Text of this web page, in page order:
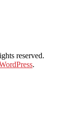
reserved.
.